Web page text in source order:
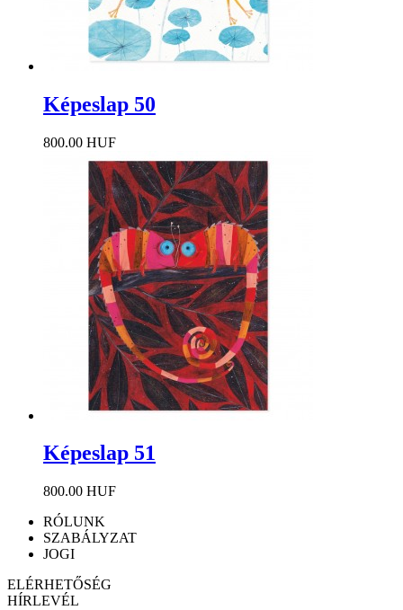
Képeslap 50
800.00 HUF
Képeslap 51
800.00 HUF
RÓLUNK
SZABÁLYZAT
JOGI
ELÉRHETŐSÉG
HÍRLEVÉL